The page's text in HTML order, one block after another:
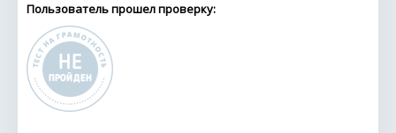
Пользователь прошел проверку: